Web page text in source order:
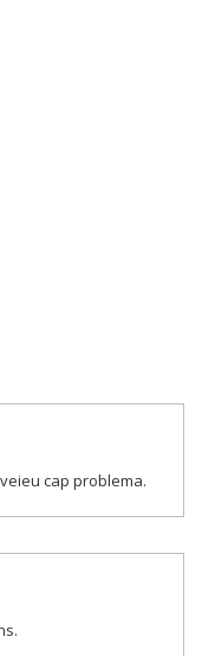
cap problema.